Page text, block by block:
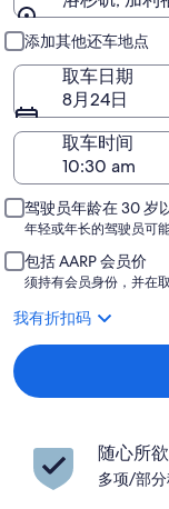
取车和还车
添加其他还车地点
取车日期
8月24日
取车时间
驾驶员年龄在 30 岁
年轻或年长的驾驶员可
包括 AARP 会员价
须持有会员身份，并在
我有折扣码
随心所欲
多项/部